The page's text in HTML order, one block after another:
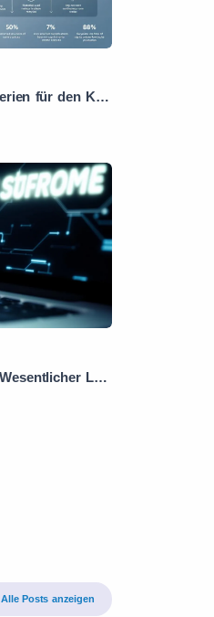
Ökologisch verantwortliche Kriterien für den Kauf eines Laptops: Praktischer Leitfaden
Daten auf dem Laptop sichern: Wesentlicher Leitfaden in 5 Schritten
Alle Posts anzeigen